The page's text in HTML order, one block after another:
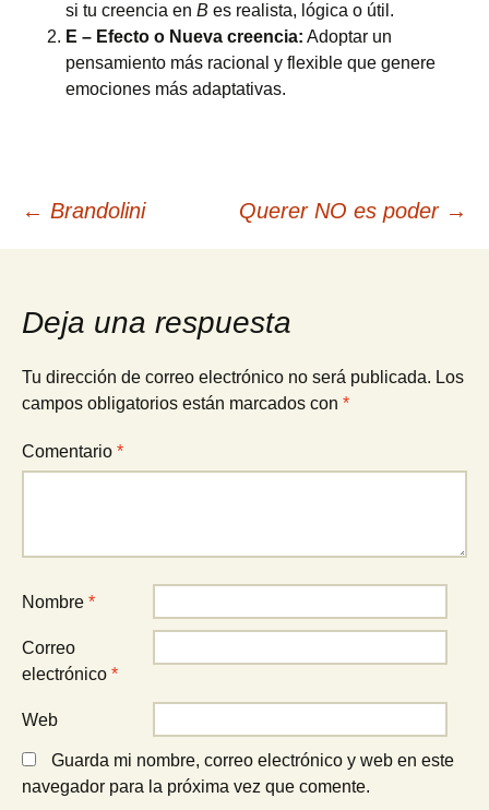
si tu creencia en B es realista, lógica o útil.
E – Efecto o Nueva creencia: Adoptar un
pensamiento más racional y flexible que genere
emociones más adaptativas.
Navegación
de
entradas
← Brandolini Querer NO es poder →
Deja una respuesta
Tu dirección de correo electrónico no será publicada. Los
campos obligatorios están marcados con *
Comentario *
Nombre *
Correo
electrónico *
Web
Guarda mi nombre, correo electrónico y web en este
navegador para la próxima vez que comente.